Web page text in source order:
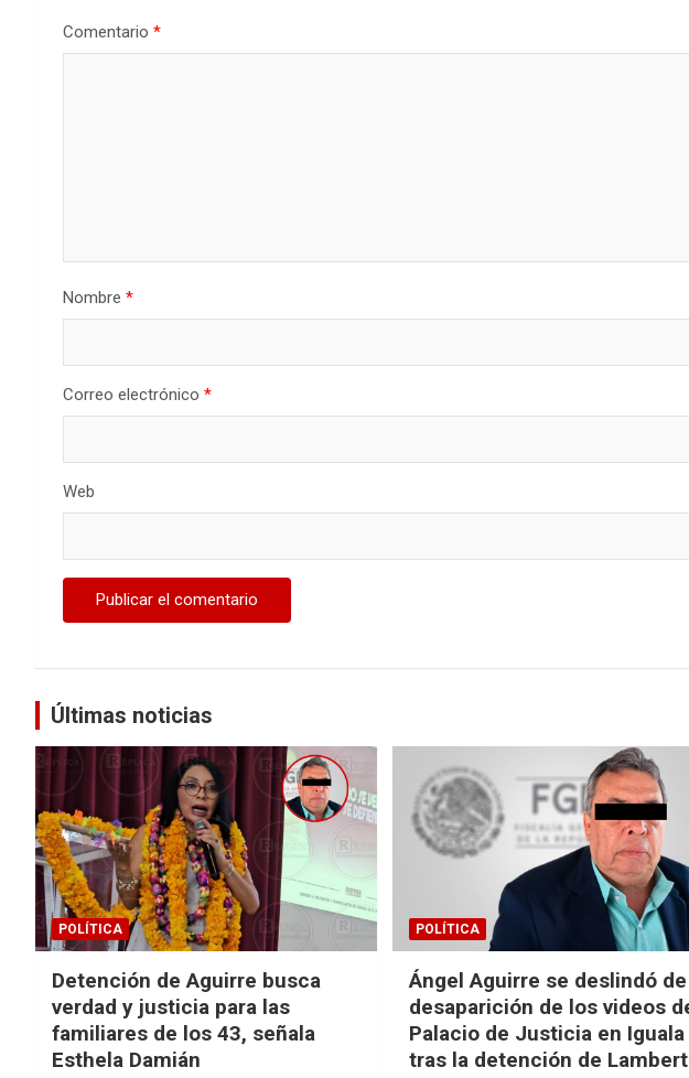
Comentario *
Nombre *
Correo electrónico *
Web
Últimas noticias
POLÍTICA
Detención de Aguirre busca
verdad y justicia para las
familiares de los 43, señala
Esthela Damián
POLÍTICA
Ángel Aguirre se deslindó
desaparición de los videos
Palacio de Justicia en Iguala
tras la detención de